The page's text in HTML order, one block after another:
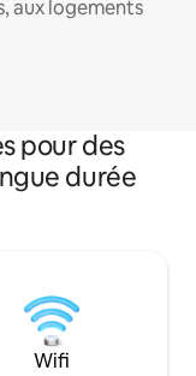
aux logements
pour des
durée
Wifi